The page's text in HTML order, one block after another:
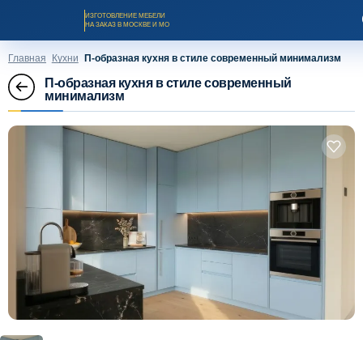
ИЗГОТОВЛЕНИЕ МЕБЕЛИ
НА ЗАКАЗ В МОСКВЕ И МО
Каталог мебели на заказ
О компании
Оплата и доставка
Главная Кухни П-образная кухня в стиле современный минимализм
П-образная кухня в стиле современный
минимализм